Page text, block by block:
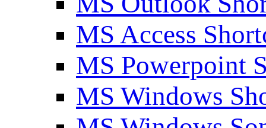
MS Access
MS Powerpoint
MS Windows